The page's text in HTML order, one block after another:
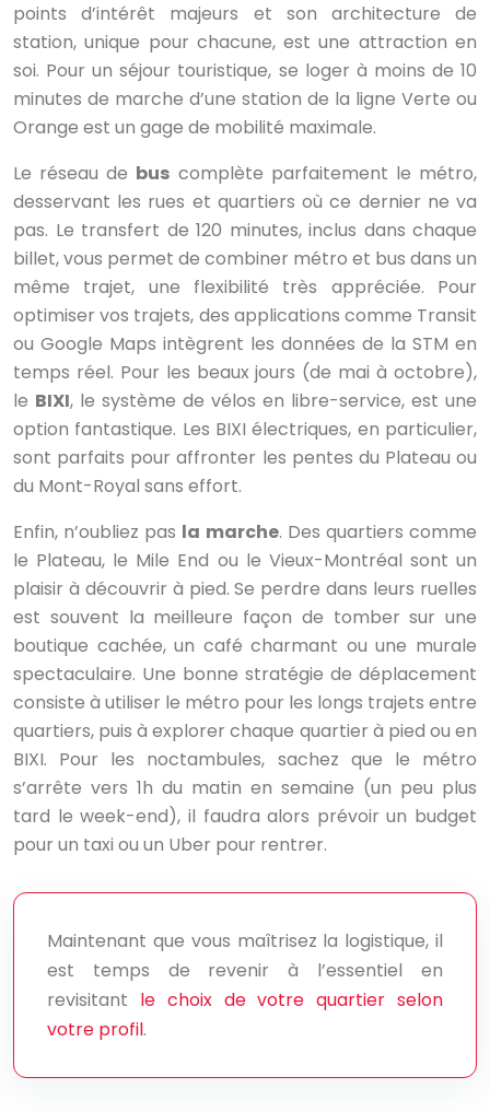
points d’intérêt majeurs et son architecture de
station, unique pour chacune, est une attraction en
soi. Pour un séjour touristique, se loger à moins de 10
minutes de marche d’une station de la ligne Verte ou
Orange est un gage de mobilité maximale.
Le réseau de bus complète parfaitement le métro,
desservant les rues et quartiers où ce dernier ne va
pas. Le transfert de 120 minutes, inclus dans chaque
billet, vous permet de combiner métro et bus dans un
même trajet, une flexibilité très appréciée. Pour
optimiser vos trajets, des applications comme Transit
ou Google Maps intègrent les données de la STM en
temps réel. Pour les beaux jours (de mai à octobre),
le BIXI, le système de vélos en libre-service, est une
option fantastique. Les BIXI électriques, en particulier,
sont parfaits pour affronter les pentes du Plateau ou
du Mont-Royal sans effort.
Enfin, n’oubliez pas la marche. Des quartiers comme
le Plateau, le Mile End ou le Vieux-Montréal sont un
plaisir à découvrir à pied. Se perdre dans leurs ruelles
est souvent la meilleure façon de tomber sur une
boutique cachée, un café charmant ou une murale
spectaculaire. Une bonne stratégie de déplacement
consiste à utiliser le métro pour les longs trajets entre
quartiers, puis à explorer chaque quartier à pied ou en
BIXI. Pour les noctambules, sachez que le métro
s’arrête vers 1h du matin en semaine (un peu plus
tard le week-end), il faudra alors prévoir un budget
pour un taxi ou un Uber pour rentrer.
Maintenant que vous maîtrisez la logistique, il
est temps de revenir à l’essentiel en
revisitant le choix de votre quartier selon
votre profil.